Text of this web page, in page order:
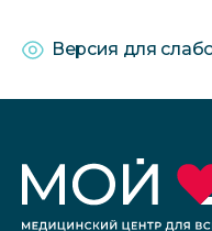
Версия для